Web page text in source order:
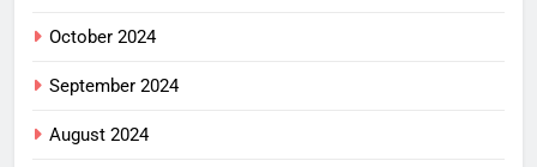
October 2024
September 2024
August 2024